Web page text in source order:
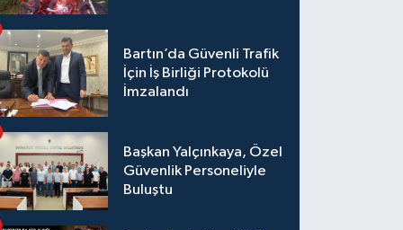
Bartın’da Güvenli Trafik
İçin İş Birliği Protokolü
İmzalandı
Başkan Yalçınkaya, Özel
Güvenlik Personeliyle
Buluştu